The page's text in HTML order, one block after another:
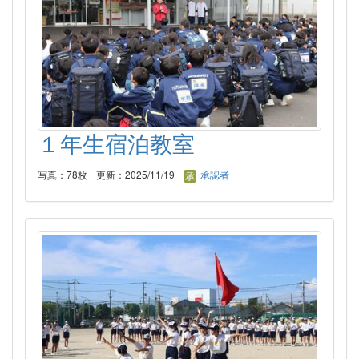
１年生宿泊教室
写真：78枚 更新：2025/11/19 承認者